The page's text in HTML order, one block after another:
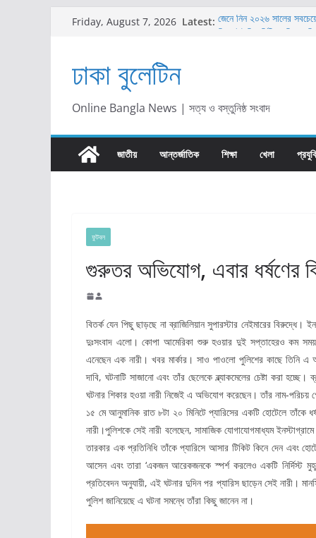
Friday, August 7, 2026 Latest: জেনে নিন ২০২৬ সালের
সঞ্চয়পত্র নাকি এফডিআর:
প্রাইম ব্যাংকে ম্যানেজমেন্ট
ঢাকা বুলেটিন
Online Bangla News | সত্য ও বস্তুনিষ্ঠ সংবাদ
জাতীয় আন্তর্জাতিক শিক্ষা খেলা
ফুটবল
গুরুতর অভিযোগ, এবার ধর্ষণের
বিতর্ক যেন পিছু ছাড়ছে না ব্রাজিলিয়ান সুপারস্টার নেইমারের
দুঃসংবাদ এলো। কোপা আমেরিকা শুরু হওয়ার দুই সপ্তাহেরও কম সময়
এনেছেন এক নারী। খবর মার্কার। সাও পাওলো পুলিশের কাছে তিনি এ
দাবি, ঘটনাটি সাজানো এবং তাঁর ছেলেকে ব্ল্যাকমেলের চেষ্টা করা
ঘটনার শিকার হওয়া নারী নিজেই এ অভিযোগ করেছেন। তাঁর নাম-পরিচয়
১৫ মে আনুমানিক রাত ৮টা ২০ মিনিটে প্যারিসের একটি হোটেলে তাঁকে
নারী।পুলিশকে সেই নারী বলেছেন, সামাজিক যোগাযোগমাধ্যম
তারকার এক প্রতিনিধি তাঁকে প্যারিসে আসার টিকিট কিনে দেন এবং
আসেন এবং তারা ‘একজন আরেকজনকে স্পর্শ করলেও একটি নির্দিস্ট
প্রতিবেদন অনুযায়ী, এই ঘটনার দুদিন পর প্যারিস ছাড়েন সেই নারী।
পুলিশ জানিয়েছে এ ঘটনা সমন্ধে তাঁরা কিছু জানেন না।